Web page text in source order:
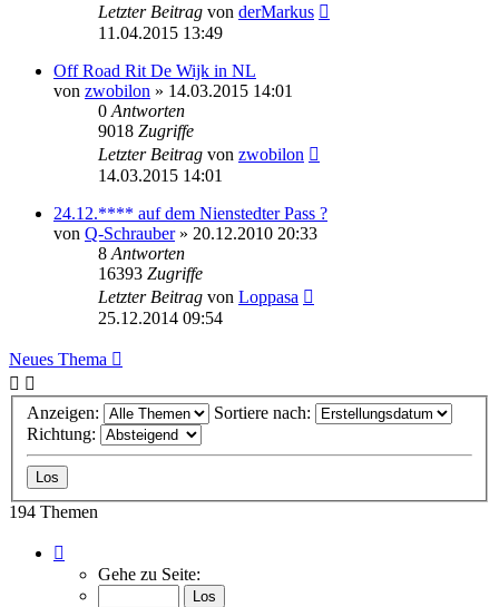
Letzter Beitrag von derMarkus
11.04.2015 13:49
Off Road Rit De Wijk in NL
von zwobilon » 14.03.2015 14:01
0 Antworten
9018 Zugriffe
Letzter Beitrag von zwobilon
14.03.2015 14:01
24.12.**** auf dem Nienstedter Pass ?
von Q-Schrauber» 20.12.2010 20:33
8 Antworten
16393 Zugriffe
Letzter Beitrag von Loppasa
25.12.2014 09:54
Neues Thema
Anzeigen:
Sortiere nach:
Richtung:
194 Themen
von
Gehe zu Seite: